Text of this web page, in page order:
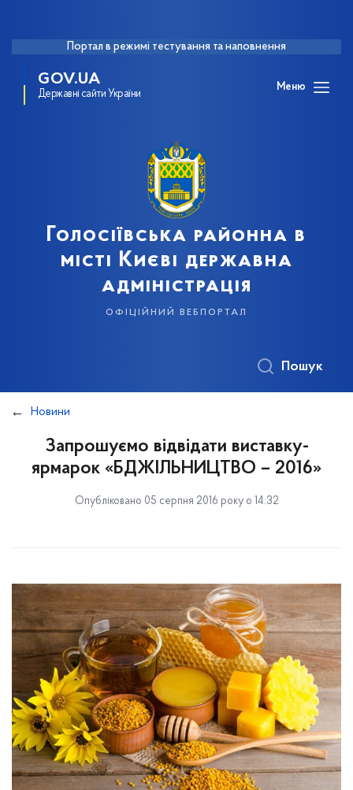
Портал в режимі тестування та наповнення
GOV.UA
Державні сайти України
Меню
Голосіївська районна в
місті Києві державна
адміністрація
офіційний вебпортал
Пошук
Новини
Запрошуємо відвідати виставку-
ярмарок «БДЖІЛЬНИЦТВО – 2016»
Опубліковано 05 серпня 2016 року о 14:32